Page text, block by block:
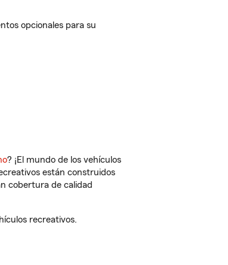
opcionales para su
? ¡El mundo de los vehículos
están construidos
cobertura de calidad
recreativos.